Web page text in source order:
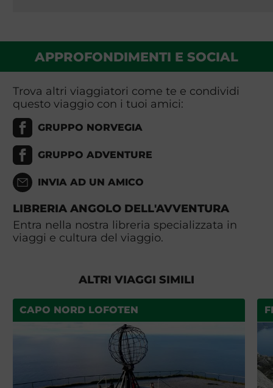
APPROFONDIMENTI E SOCIAL
Trova altri viaggiatori come te e condividi
questo viaggio con i tuoi amici:
GRUPPO NORVEGIA
GRUPPO ADVENTURE
INVIA AD UN AMICO
LIBRERIA ANGOLO DELL'AVVENTURA
Entra nella nostra libreria specializzata in
viaggi e cultura del viaggio.
ALTRI VIAGGI SIMILI
CAPO NORD LOFOTEN